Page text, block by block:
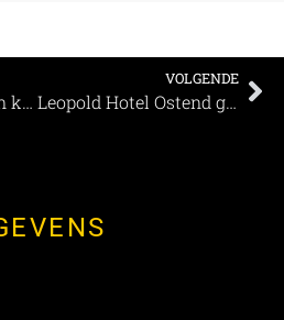
Origineel vergaderen kan weer bij Outdoor Challenge Park
VOLGENDE
Leopold Hotel Ostend geopend volgens ‘social distancing’ voorschriften